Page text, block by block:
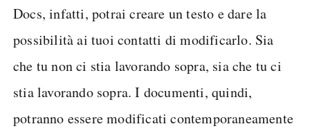
Docs, infatti, potrai creare un testo e dare la
possibilità ai tuoi contatti di modificarlo. Sia
che tu non ci stia lavorando sopra, sia che tu ci
stia lavorando sopra. I documenti, quindi,
potranno essere modificati contemporaneamente